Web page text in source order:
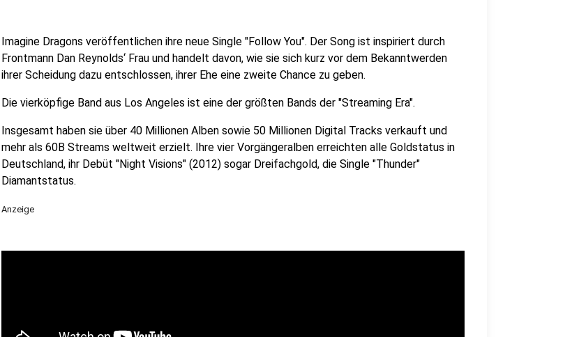
Imagine Dragons veröffentlichen ihre neue Single "Follow You". Der Song ist inspiriert durch
Frontmann Dan Reynolds‘ Frau und handelt davon, wie sie sich kurz vor dem Bekanntwerden
ihrer Scheidung dazu entschlossen, ihrer Ehe eine zweite Chance zu geben.
Die vierköpfige Band aus Los Angeles ist eine der größten Bands der "Streaming Era".
Insgesamt haben sie über 40 Millionen Alben sowie 50 Millionen Digital Tracks verkauft und
mehr als 60B Streams weltweit erzielt. Ihre vier Vorgängeralben erreichten alle Goldstatus in
Deutschland, ihr Debüt "Night Visions" (2012) sogar Dreifachgold, die Single "Thunder"
Diamantstatus.
Anzeige